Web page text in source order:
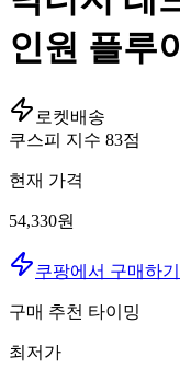
인원 플루
로켓배송
쿠스피 지수 83점
현재 가격
54,330원
쿠팡에서 구매하기
구매 추천 타이밍
최저가